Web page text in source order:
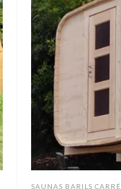
SAUNAS BARILS CARRÉ